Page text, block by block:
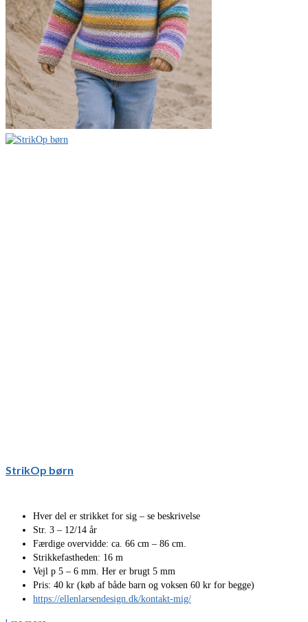
StrikOp børn
Hver del er strikket for sig – se beskrivelse
Str. 3 – 12/14 år
Færdige overvidde: ca. 66 cm – 86 cm.
Strikkefastheden: 16 m
Vejl p 5 – 6 mm. Her er brugt 5 mm
Pris: 40 kr (køb af både barn og voksen 60 kr for begge)
https://ellenlarsendesign.dk/kontakt-mig/